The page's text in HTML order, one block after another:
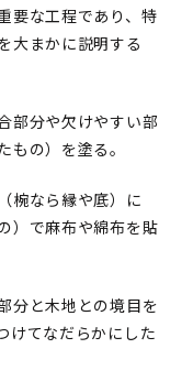
要な工程であり、特
大まかに説明する
部分や欠けやすい部
の）を塗る。
椀なら縁や底）に
）で麻布や綿布を貼
分と木地との境目を
けてなだらかにした